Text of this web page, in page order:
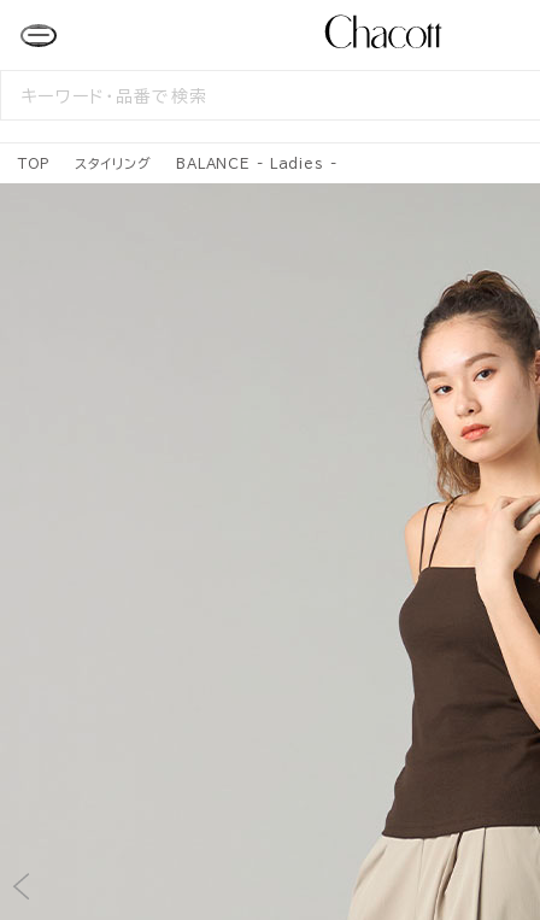
検
TOP スタイリング BALANCE - Ladies -